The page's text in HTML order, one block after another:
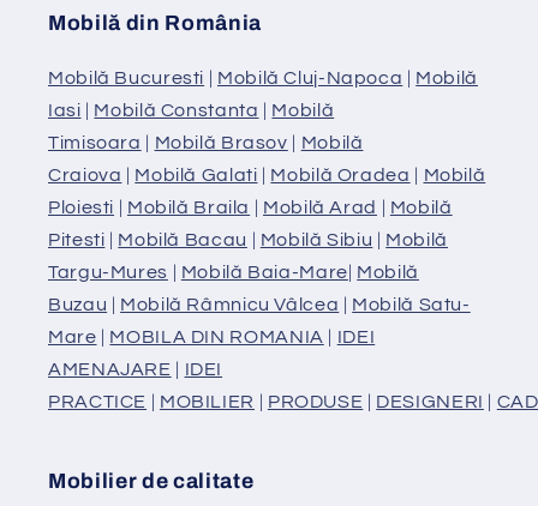
Mobilă din România
Mobilă Bucuresti | Mobilă Cluj-Napoca | Mobilă
Iasi | Mobilă Constanta | Mobilă
Timisoara | Mobilă Brasov | Mobilă
Craiova | Mobilă Galati | Mobilă Oradea | Mobilă
Ploiesti | Mobilă Braila | Mobilă Arad | Mobilă
Pitesti | Mobilă Bacau | Mobilă Sibiu | Mobilă
Targu-Mures | Mobilă Baia-Mare| Mobilă
Buzau | Mobilă Râmnicu Vâlcea | Mobilă Satu-
Mare | MOBILA DIN ROMANIA | IDEI
AMENAJARE | IDEI
PRACTICE | MOBILIER | PRODUSE | DESIGNERI |
Mobilier de calitate